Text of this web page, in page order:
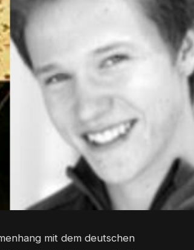
mit dem deutschen